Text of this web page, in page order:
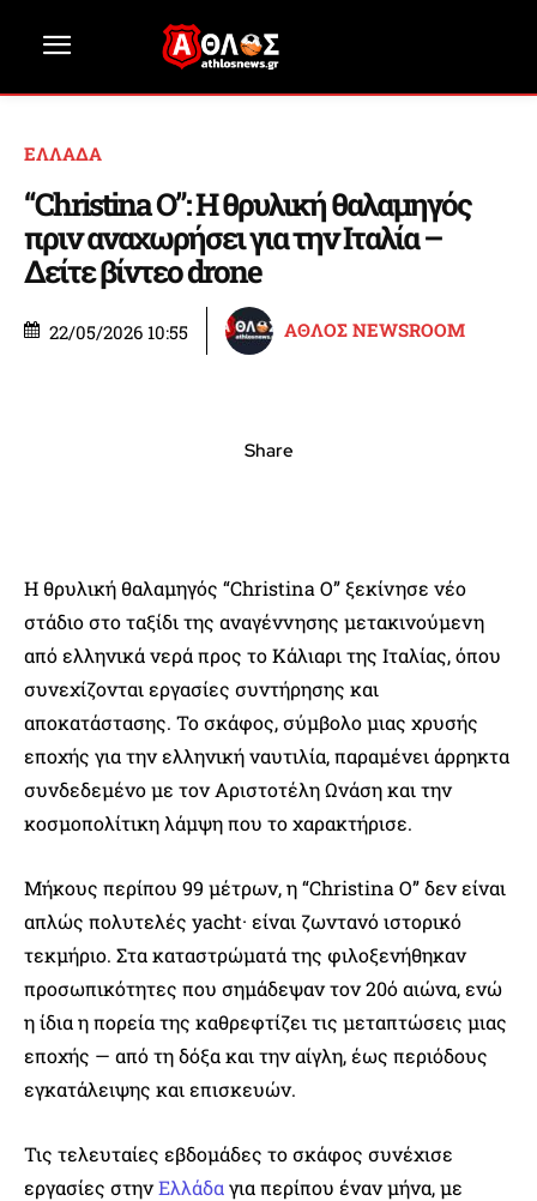
ΕΛΛΑΔΑ
“Christina O”: Η θρυλική θαλαμηγός
πριν αναχωρήσει για την Ιταλία –
Δείτε βίντεο drone
22/05/2026 10:55 ΑΘΛΟΣ NEWSROOM
Share
Η θρυλική θαλαμηγός “Christina O” ξεκίνησε νέο
στάδιο στο ταξίδι της αναγέννησης μετακινούμενη
από ελληνικά νερά προς το Κάλιαρι της Ιταλίας, όπου
συνεχίζονται εργασίες συντήρησης και
αποκατάστασης. Το σκάφος, σύμβολο μιας χρυσής
εποχής για την ελληνική ναυτιλία, παραμένει άρρηκτα
συνδεδεμένο με τον Αριστοτέλη Ωνάση και την
κοσμοπολίτικη λάμψη που το χαρακτήρισε.
Μήκους περίπου 99 μέτρων, η “Christina O” δεν είναι
απλώς πολυτελές yacht· είναι ζωντανό ιστορικό
τεκμήριο. Στα καταστρώματά της φιλοξενήθηκαν
προσωπικότητες που σημάδεψαν τον 20ό αιώνα, ενώ
η ίδια η πορεία της καθρεφτίζει τις μεταπτώσεις μιας
εποχής — από τη δόξα και την αίγλη, έως περιόδους
εγκατάλειψης και επισκευών.
Τις τελευταίες εβδομάδες το σκάφος συνέχισε
εργασίες στηνΕλλάδαγια περίπου έναν μήνα, με